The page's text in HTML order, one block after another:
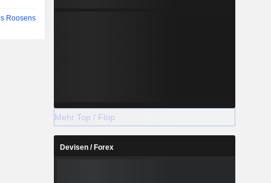
Roosens
Mehr Top / Flop
Devisen / Forex